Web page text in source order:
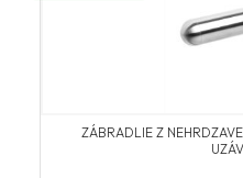
ZÁBRADLIE Z